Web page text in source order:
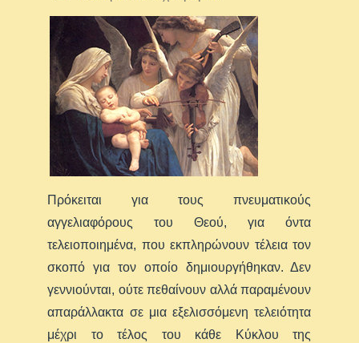
Πρόκειται για τους πνευματικούς
αγγελιαφόρους του Θεού, για όντα
τελειοποιημένα, που εκπληρώνουν τέλεια τον
σκοπό για τον οποίο δημιουργήθηκαν. Δεν
γεννιούνται, ούτε πεθαίνουν αλλά παραμένουν
απαράλλακτα σε μια εξελισσόμενη τελειότητα
μέχρι το τέλος του κάθε Κύκλου της